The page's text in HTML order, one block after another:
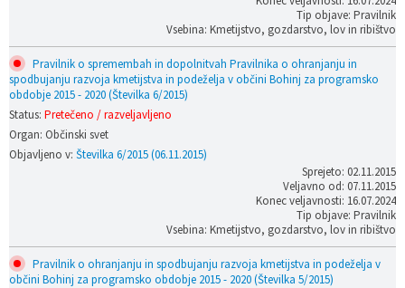
Tip objave: Pravilnik
Vsebina: Kmetijstvo, gozdarstvo, lov in ribištvo
Pravilnik o spremembah in dopolnitvah Pravilnika o ohranjanju in
spodbujanju razvoja kmetijstva in podeželja v občini Bohinj za programsko
obdobje 2015 - 2020 (Številka 6/2015)
Status: Pretečeno / razveljavljeno
Organ: Občinski svet
Objavljeno v: Številka 6/2015 (06.11.2015)
Sprejeto: 02.11.2015
Veljavno od: 07.11.2015
Konec veljavnosti: 16.07.2024
Tip objave: Pravilnik
Vsebina: Kmetijstvo, gozdarstvo, lov in ribištvo
Pravilnik o ohranjanju in spodbujanju razvoja kmetijstva in podeželja v
občini Bohinj za programsko obdobje 2015 - 2020 (Številka 5/2015)